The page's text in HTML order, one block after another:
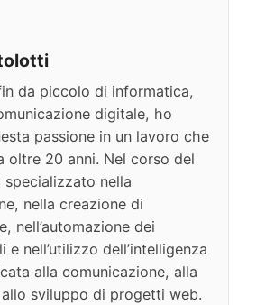
da piccolo di informatica,
digitale, ho
passione in un lavoro che
oltre 20 anni. Nel corso del
nella
nella creazione di
nell’automazione dei
e nell’utilizzo dell’intelligenza
alla comunicazione, alla
sviluppo di progetti web.